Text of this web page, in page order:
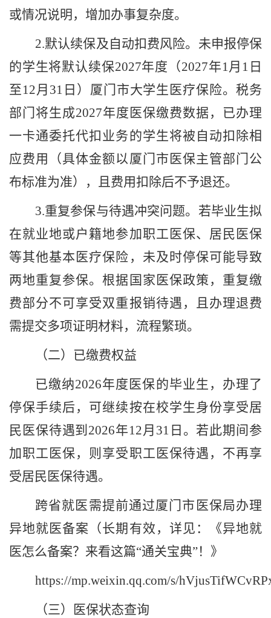
或情况说明，增加办事复杂度。
2.默认续保及自动扣费风险。未申报停保
的学生将默认续保2027年度（2027年1月 1 日
至12月 31 日）厦门市大学生医疗保险。税务
部门将生成2027年度医保缴费数据，已办理
一卡通委托代扣业务的学生将被自动扣除相
应费用（具体金额以厦门市医保主管部门公
布标准为准），且费用扣除后不予退还。
3.重复参保与待遇冲突问题。若毕业生拟
在就业地或户籍地参加职工医保、居民医保
等其他基本医疗保险，未及时停保可能导致
两地重复参保。根据国家医保政策，重复缴
费部分不可享受双重报销待遇，且办理退费
需提交多项证明材料，流程繁琐。
（二）已缴费权益
已缴纳2026年度医保的毕业生，办理了
停保手续后，可继续按在校学生身份享受居
民医保待遇到 2026年12月 31 日。若此期间参
加职工医保，则享受职工医保待遇，不再享
受居民医保待遇。
跨省就医需提前通过厦门市医保局办理
异地就医备案（长期有效，详见：《异地就
医怎么备案？来看这篇“通关宝典”！》
https://mp.weixin.qq.com/s/
（三）医保状态查询